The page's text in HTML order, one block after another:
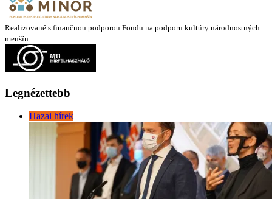
Realizované s finančnou podporou Fondu na podporu kultúry národnostných
menšín
Legnézettebb
Hazai hírek